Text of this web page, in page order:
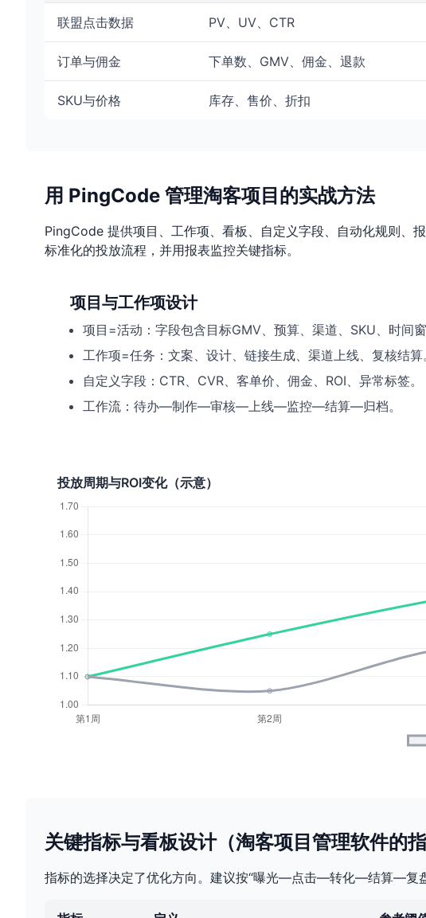
联盟点击数据 PV、UV、CTR
订单与佣金 下单数、GMV、佣金、退款
SKU与价格 库存、售价、折扣
用 PingCode 管理淘客项目的实战方法
PingCode 提供项目、工作项、看板、自定义字段、自动化规则、
标准化的投放流程，并用报表监控关键指标。
项目与工作项设计
项目=活动：字段包含目标GMV、预算、渠道、SKU、时间窗
工作项=任务：文案、设计、链接生成、渠道上线、复核结算
自定义字段：CTR、CVR、客单价、佣金、ROI、异常标签。
工作流：待办—制作—审核—上线—监控—结算—归档。
投放周期与ROI变化（示意）
关键指标与看板设计（淘客项目管理软件的指
指标的选择决定了优化方向。建议按“曝光—点击—转化—结算—复